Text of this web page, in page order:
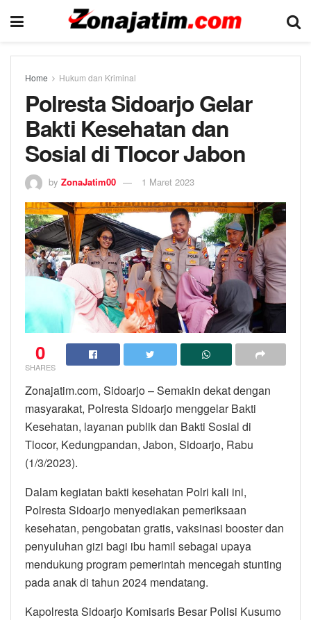
Home Hukum dan Kriminal
Polresta Sidoarjo Gelar
Bakti Kesehatan dan
Sosial di Tlocor Jabon
by ZonaJatim00 1 Maret 2023
0
SHARES
Zonajatim.com, Sidoarjo – Semakin dekat dengan
masyarakat, Polresta Sidoarjo menggelar Bakti
Kesehatan, layanan publik dan Bakti Sosial di
Tlocor, Kedungpandan, Jabon, Sidoarjo, Rabu
(1/3/2023).
Dalam kegiatan bakti kesehatan Polri kali ini,
Polresta Sidoarjo menyediakan pemeriksaan
kesehatan, pengobatan gratis, vaksinasi booster dan
penyuluhan gizi bagi ibu hamil sebagai upaya
mendukung program pemerintah mencegah stunting
pada anak di tahun 2024 mendatang.
Kapolresta Sidoarjo Komisaris Besar Polisi Kusumo